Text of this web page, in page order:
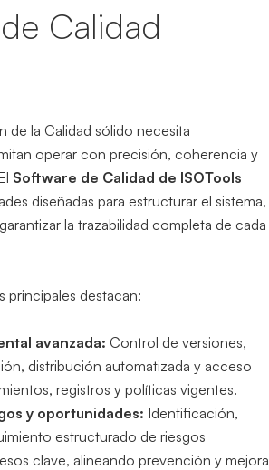
Calidad
de la Calidad sólido necesita
operar con precisión, coherencia y
Software de Calidad de ISOTools
diseñadas para estructurar el sistema,
la trazabilidad completa de cada
principales destacan:
avanzada: Control de versiones,
distribución automatizada y acceso
registros y políticas vigentes.
y oportunidades: Identificación,
estructurado de riesgos
clave, alineando prevención y mejora